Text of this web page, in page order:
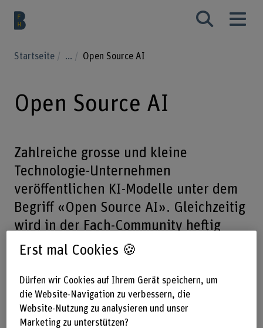
Startseite ... Open Source AI
Open Source AI
Zahlreiche grosse und kleine
Technologie-Unternehmen
veröffentlichen KI-Modelle unter dem
Begriff «Open Source AI». Gleichzeitig
wird in der Fach-Community heftig
über die Definition diskutiert. Dieser
Aspekte der Thematik und zeigt
praktische Anwendungen von offen
zugänglichen KI-Modellen.
Erst mal Cookies 🍪
Dürfen wir Cookies auf Ihrem Gerät speichern, um
die Website-Navigation zu verbessern, die
Website-Nutzung zu analysieren und unser
Marketing zu unterstützen?